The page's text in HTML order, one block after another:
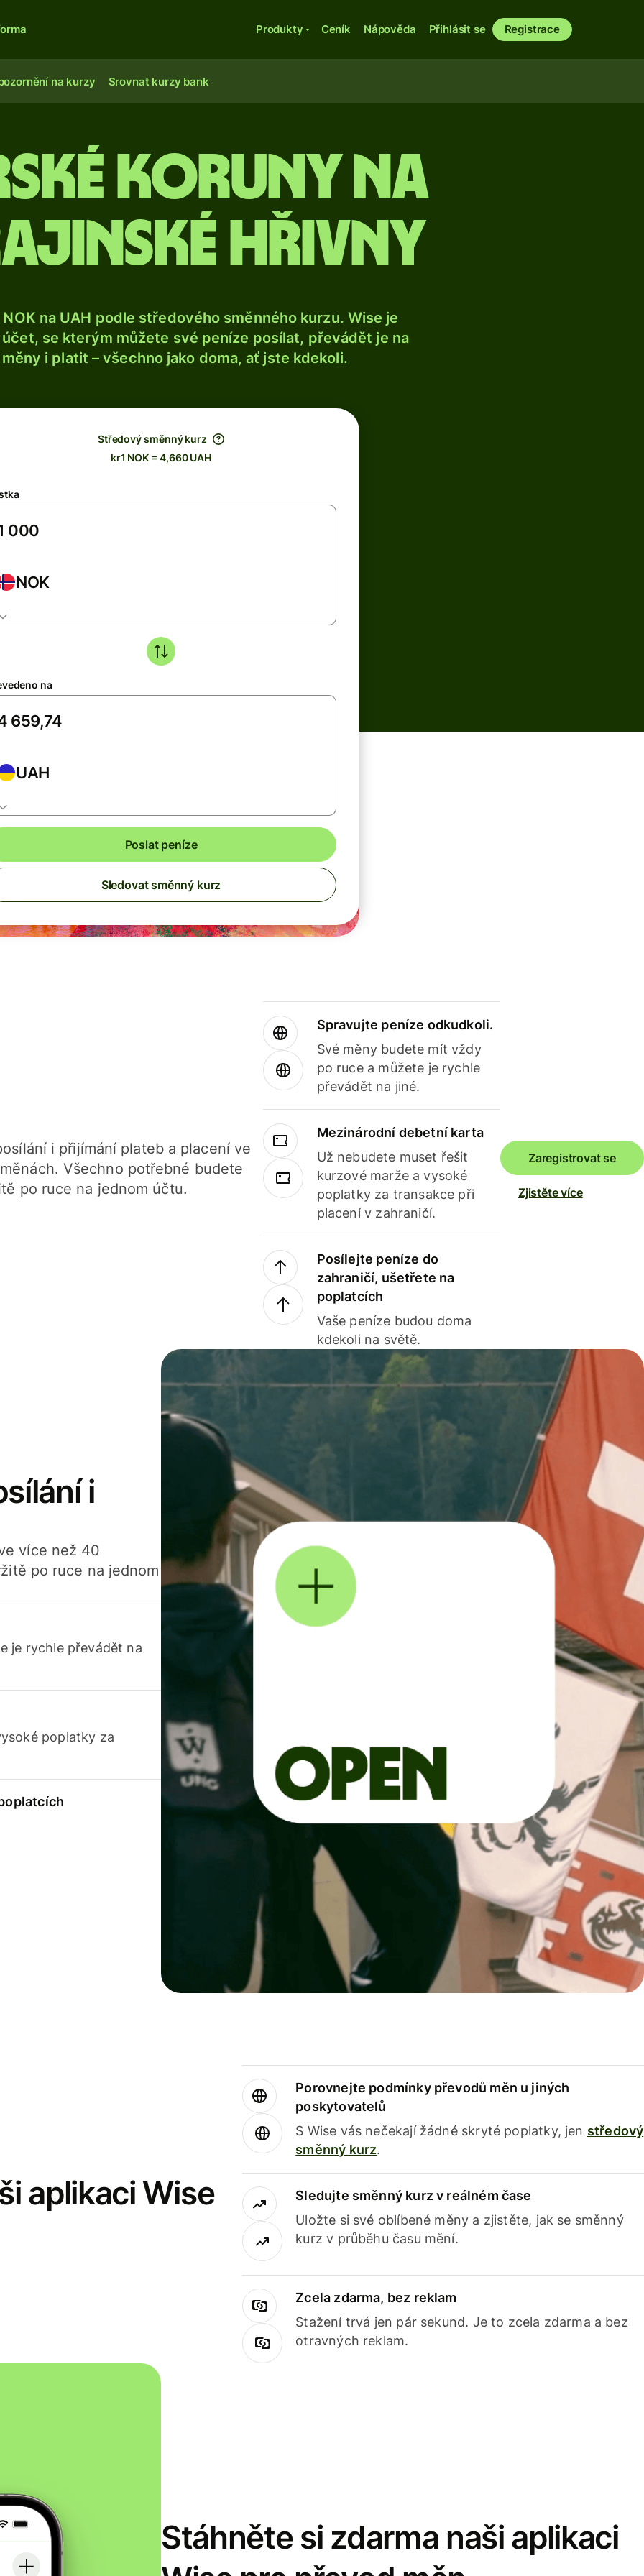
Produkty Ceník Nápověda Přihlásit se Registrace
na kurzy Srovnat kurzy bank
koruny na
hřivny
na UAH podle středového směnného kurzu. Wise je
se kterým můžete své peníze posílat, převádět je na
i platit – všechno jako doma, ať jste kdekoli.
Středový směnný kurz
kr1 NOK = 4,660 UAH
NOK
na
UAH
Poslat peníze
Sledovat směnný kurz
i přijímání plateb a placení ve
Všechno potřebné budete
po ruce na jednom účtu.
Spravujte peníze odkudkoli.
Své měny budete mít vždy
po ruce a můžete je rychle
převádět na jiné.
Mezinárodní debetní karta
Už nebudete muset řešit
kurzové marže a vysoké
poplatky za transakce při
placení v zahraničí.
Posílejte peníze do
zahraničí, ušetřete na
poplatcích
Vaše peníze budou doma
kdekoli na světě.
Zaregistrovat se
Zjistěte více
i
více než 40
po ruce na jednom
je rychle převádět na
poplatky za
aplikaci Wise
Porovnejte podmínky převodů měn u jiných
poskytovatelů
S Wise vás nečekají žádné skryté poplatky, jen středový
směnný kurz.
Sledujte směnný kurz v reálném čase
Uložte si své oblíbené měny a zjistěte, jak se směnný
kurz v průběhu času mění.
Zcela zdarma, bez reklam
Stažení trvá jen pár sekund. Je to zcela zdarma a bez
otravných reklam.
Stáhněte si zdarma naši aplikaci